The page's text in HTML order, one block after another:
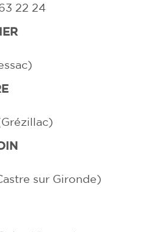
22 24
sur Gironde)